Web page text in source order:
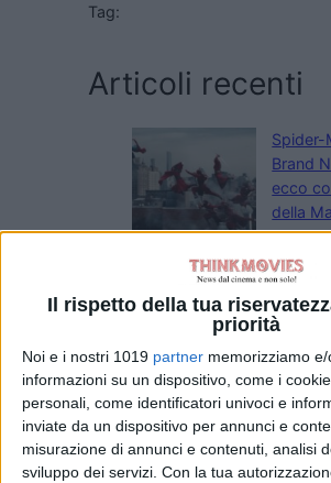
Il rispetto della tua
priorità
Noi e i nostri 1019 partner memorizziamo
informazioni su un dispositivo, come i
personali, come identificatori univoci e
inviate da un dispositivo per annunci e
misurazione di annunci e contenuti, analisi
sviluppo dei servizi. Con la tua
Tag:
Articoli recenti
Spider-
Brand
ecco
della
Fenice
di Emanuela Giuliani
segreti
il poster
stop-
di La Redazione